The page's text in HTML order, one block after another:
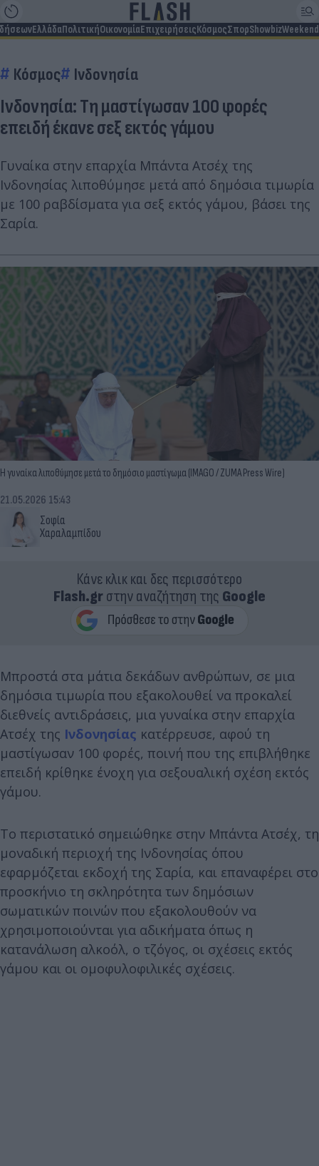
ΕλλάδαΠολιτικήΟικονομίαΕπιχειρήσειςΚόσμοςΣπορShowbizWeekend
Κόσμος Ινδονησία
Ινδονησία: Τη μαστίγωσαν 100 φορές
επειδή έκανε σεξ εκτός γάμου
Γυναίκα στην επαρχία Μπάντα Ατσέχ της
Ινδονησίας λιποθύμησε μετά από δημόσια τιμωρία
με 100 ραβδίσματα για σεξ εκτός γάμου, βάσει της
Σαρία.
Η γυναίκα λιποθύμησε μετά το δημόσιο μαστίγωμα (IMAGO / ZUMA Press Wire)
Σοφία
Χαραλαμπίδου
21.05.2026 15:43
Κάνε κλικ και δες περισσότερο
Flash.grστην αναζήτηση της Google
Μπροστά στα μάτια δεκάδων ανθρώπων, σε μια
δημόσια τιμωρία που εξακολουθεί να προκαλεί
διεθνείς αντιδράσεις, μια γυναίκα στην επαρχία
Ατσέχ της Ινδονησίας κατέρρευσε, αφού τη
μαστίγωσαν 100 φορές, ποινή που της επιβλήθηκε
επειδή κρίθηκε ένοχη για σεξουαλική σχέση εκτός
γάμου.
Το περιστατικό σημειώθηκε στην Μπάντα Ατσέχ, τη
μοναδική περιοχή της Ινδονησίας όπου
εφαρμόζεται εκδοχή της Σαρία, και επαναφέρει στο
προσκήνιο τη σκληρότητα των δημόσιων
σωματικών ποινών που εξακολουθούν να
χρησιμοποιούνται για αδικήματα όπως η
κατανάλωση αλκοόλ, ο τζόγος, οι σχέσεις εκτός
γάμου και οι ομοφυλοφιλικές σχέσεις.